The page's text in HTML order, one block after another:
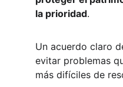
la prioridad.
Un acuerdo claro
evitar problemas
más difíciles de